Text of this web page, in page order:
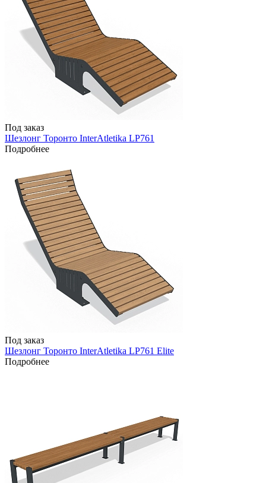
Под заказ
Шезлонг Торонто InterAtletika LP761
Подробнее
Под заказ
Шезлонг Торонто InterAtletika LP761 Elite
Подробнее